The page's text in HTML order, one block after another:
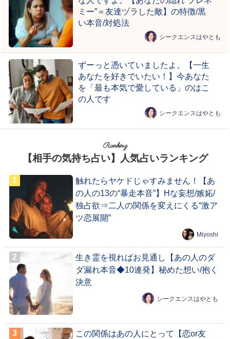
ミー”＝友達ヅラした敵】の特徴/黒
い本音/対処法
シークエンスはやとも
ずーっと憑いていましたよ。【一生
あなたを好きでいたい！】今あなた
を「最も本気で愛している」のはこ
の人です
シークエンスはやとも
Ranking
【相手の気持ち占い】人気占いランキング
触れたらヤケドじゃすみません！【あ
の人の13の“暴走本音”】Hな妄想/嫉妬/
独占欲⇒二人の関係を変えにくる“激ア
ツ恋展開”
Miyoshi
生き霊を視ればお見通し【あの人のダ
ダ漏れ本音◆10連発】秘めた想い/抱く
決意
シークエンスはやとも
この関係はあの人にとって【恋or友